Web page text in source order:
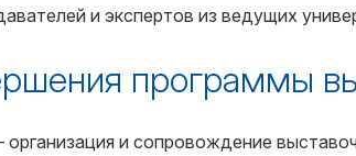
и экспертов из ведущих
программы
и сопровождение